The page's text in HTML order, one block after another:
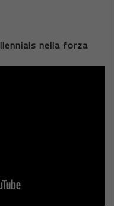
nella forza